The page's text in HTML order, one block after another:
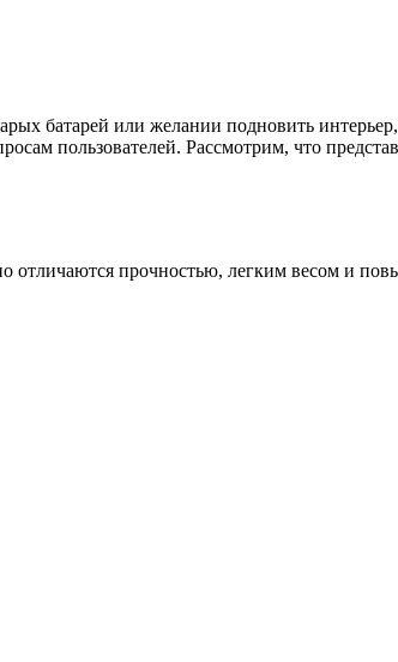
батарей или желании подновить
пользователей. Рассмотрим, что
отличаются прочностью, легким весом и